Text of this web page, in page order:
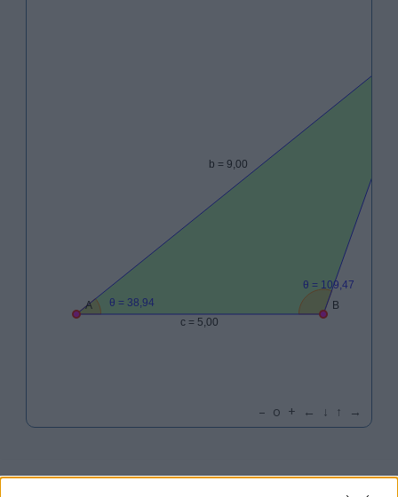
– o + ← ↓ ↑ →
A
B
c = 5,00
b = 9,00
θ = 38,94
θ = 109,47